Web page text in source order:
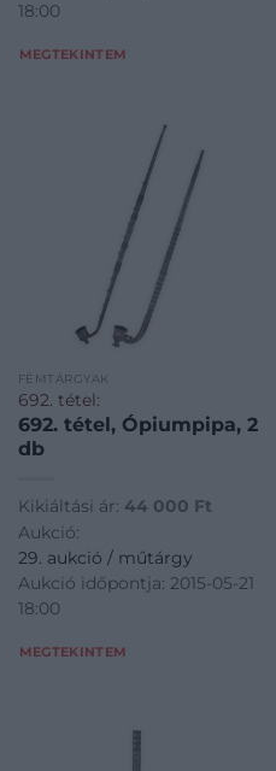
18:00
MEGTEKINTEM
FÉMTÁRGYAK
692. tétel:
692. tétel, Ópiumpipa, 2
db
Kikiáltási ár: 44 000 Ft
Aukció:
29. aukció / műtárgy
Aukció időpontja: 2015-05-21
18:00
MEGTEKINTEM